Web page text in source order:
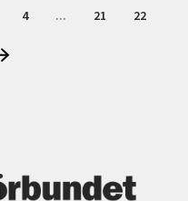
4 ... 21 22